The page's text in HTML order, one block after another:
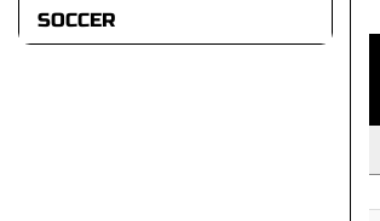
SOCCER